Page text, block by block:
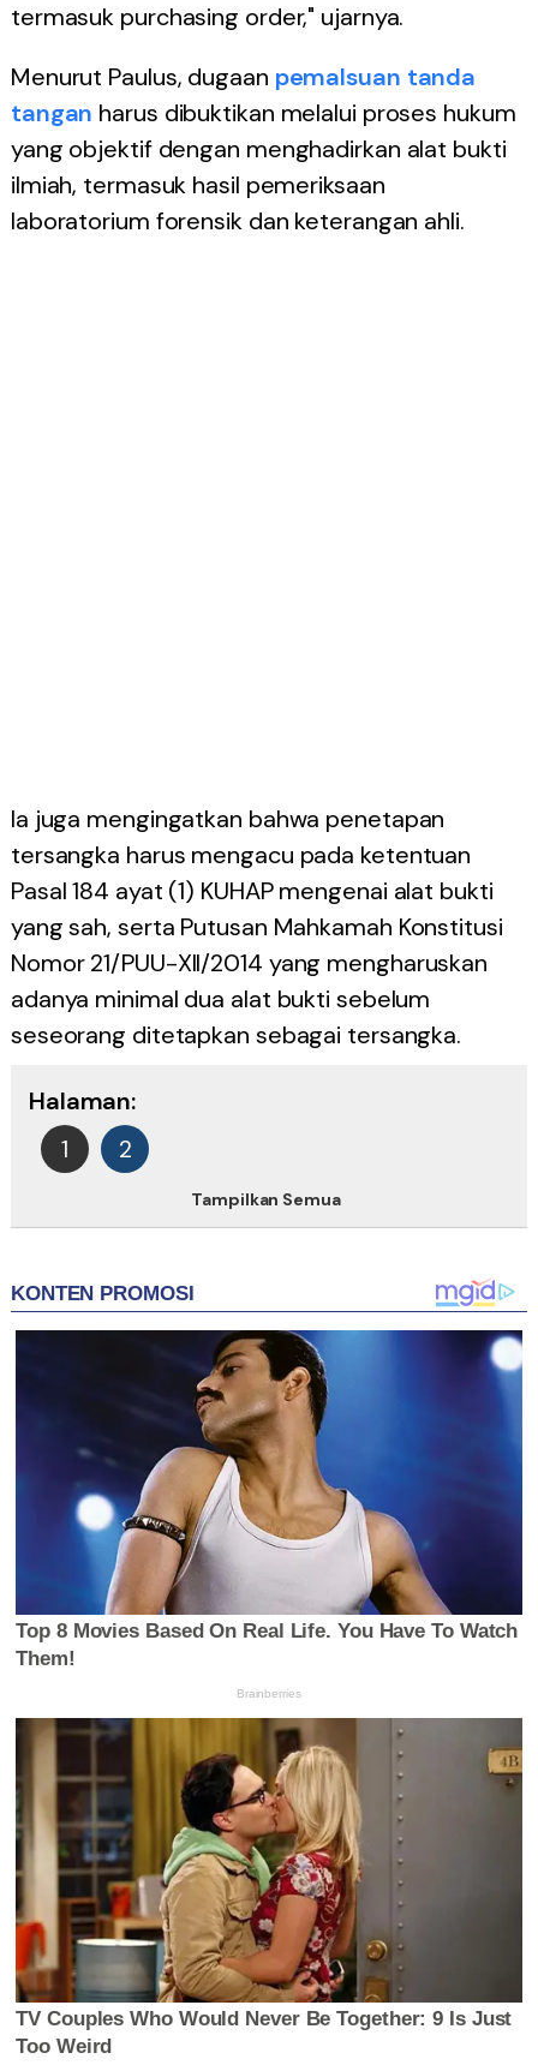
termasuk purchasing order," ujarnya.
Menurut Paulus, dugaan pemalsuan tanda
tangan harus dibuktikan melalui proses hukum
yang objektif dengan menghadirkan alat bukti
ilmiah, termasuk hasil pemeriksaan
laboratorium forensik dan keterangan ahli.
Ia juga mengingatkan bahwa penetapan
tersangka harus mengacu pada ketentuan
Pasal 184 ayat (1) KUHAP mengenai alat bukti
yang sah, serta Putusan Mahkamah Konstitusi
Nomor 21/PUU-XII/2014 yang mengharuskan
adanya minimal dua alat bukti sebelum
seseorang ditetapkan sebagai tersangka.
Halaman:
1
2
Tampilkan Semua